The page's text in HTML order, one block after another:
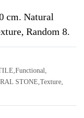
cm. Natural
Random 8.
,Functional,
STONE,Texture,